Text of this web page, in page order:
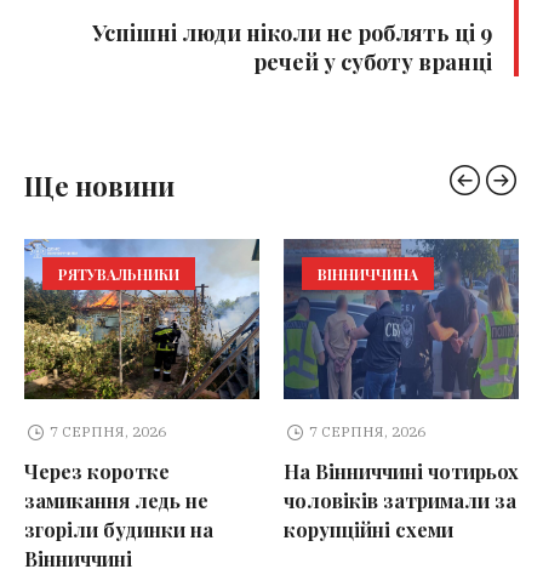
Успішні люди ніколи не роблять ці 9
речей у суботу вранці
Ще новини
РЯТУВАЛЬНИКИ
7 СЕРПНЯ, 2026
Через коротке
замикання ледь не
згоріли будинки на
Вінниччині
ВІННИЧЧИНА
7 СЕРПНЯ, 2026
На Вінниччині чотирьох
чоловіків затримали за
корупційні схеми